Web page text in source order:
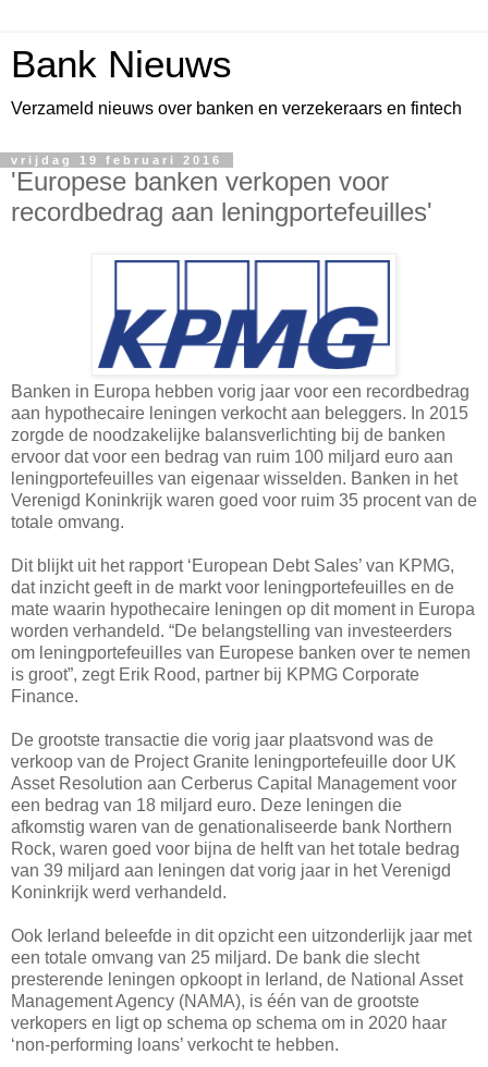
Bank Nieuws
Verzameld nieuws over banken en verzekeraars en fintech
vrijdag 19 februari 2016
'Europese banken verkopen voor
recordbedrag aan leningportefeuilles'
Banken in Europa hebben vorig jaar voor een recordbedrag
aan hypothecaire leningen verkocht aan beleggers. In 2015
zorgde de noodzakelijke balansverlichting bij de banken
ervoor dat voor een bedrag van ruim 100 miljard euro aan
leningportefeuilles van eigenaar wisselden. Banken in het
Verenigd Koninkrijk waren goed voor ruim 35 procent van de
totale omvang.
Dit blijkt uit het rapport ‘European Debt Sales’ van KPMG,
dat inzicht geeft in de markt voor leningportefeuilles en de
mate waarin hypothecaire leningen op dit moment in Europa
worden verhandeld. “De belangstelling van investeerders
om leningportefeuilles van Europese banken over te nemen
is groot”, zegt Erik Rood, partner bij KPMG Corporate
Finance.
De grootste transactie die vorig jaar plaatsvond was de
verkoop van de Project Granite leningportefeuille door UK
Asset Resolution aan Cerberus Capital Management voor
een bedrag van 18 miljard euro. Deze leningen die
afkomstig waren van de genationaliseerde bank Northern
Rock, waren goed voor bijna de helft van het totale bedrag
van 39 miljard aan leningen dat vorig jaar in het Verenigd
Koninkrijk werd verhandeld.
Ook Ierland beleefde in dit opzicht een uitzonderlijk jaar met
een totale omvang van 25 miljard. De bank die slecht
presterende leningen opkoopt in Ierland, de National Asset
Management Agency (NAMA), is één van de grootste
verkopers en ligt op schema op schema om in 2020 haar
‘non-performing loans’ verkocht te hebben.